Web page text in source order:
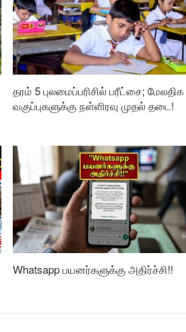
தரம் 5 புலமைப்பரிசில் பரீட்சை; மேலதிக
வகுப்புகளுக்கு நள்ளிரவு முதல் தடை!
Whatsapp பயனர்களுக்கு அதிர்ச்சி!!